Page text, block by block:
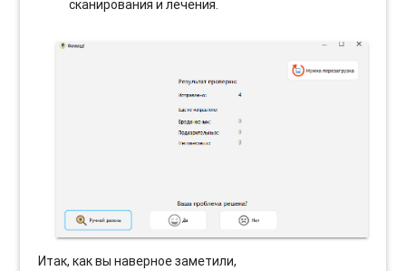
сканирования и лечения.
Итак, как вы наверное заметили,